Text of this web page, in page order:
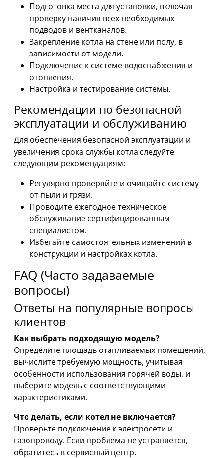
Подготовка места для установки, включая
проверку наличия всех необходимых
подводов и вентканалов.
Закрепление котла на стене или полу, в
зависимости от модели.
Подключение к системе водоснабжения и
отопления.
Настройка и тестирование системы.
Рекомендации по безопасной
эксплуатации и обслуживанию
Для обеспечения безопасной эксплуатации и
увеличения срока службы котла следуйте
следующим рекомендациям:
Регулярно проверяйте и очищайте систему
от пыли и грязи.
Проводите ежегодное техническое
обслуживание сертифицированным
специалистом.
Избегайте самостоятельных изменений в
конструкции и настройках котла.
FAQ (Часто задаваемые
вопросы)
Ответы на популярные вопросы
клиентов
Как выбрать подходящую модель?
Определите площадь отапливаемых помещений,
вычислите требуемую мощность, учитывая
особенности использования горячей воды, и
выберите модель с соответствующими
характеристиками.
Что делать, если котел не включается?
Проверьте подключение к электросети и
газопроводу. Если проблема не устраняется,
обратитесь в сервисный центр.